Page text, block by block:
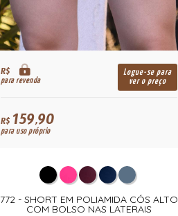
R$
para revenda
Logue-se para
ver o preço
R$159,90
para uso próprio
772 - SHORT EM POLIAMIDA CÓS ALTO
COM BOLSO NAS LATERAIS